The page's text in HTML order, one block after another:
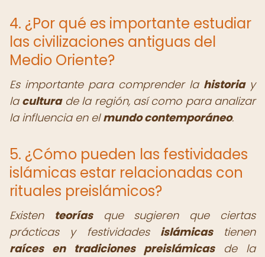
4. ¿Por qué es importante estudiar
las civilizaciones antiguas del
Medio Oriente?
Es importante para comprender la historiay
la culturade la región, así como para analizar
la influencia en elmundo contemporáneo.
5. ¿Cómo pueden las festividades
islámicas estar relacionadas con
rituales preislámicos?
Existen teoríasque sugieren que ciertas
prácticas y festividades islámicastienen
raíces en tradiciones preislámicasde la